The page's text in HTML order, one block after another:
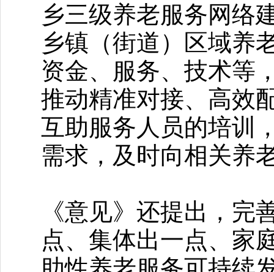
乡三级养老服务网络
乡镇（街道）区域养
资金、服务、技术等
推动精准对接、高效
互助服务人员的培训
需求，及时向相关养
《意见》还提出，完
点、集体出一点、家